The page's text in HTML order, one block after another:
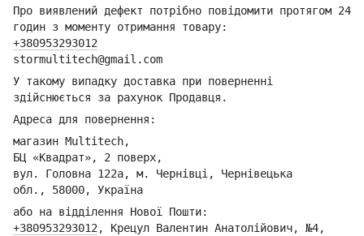
Про виявлений дефект потрібно повідомити протягом 24
годин з моменту отримання товару:
+380953293012
stormultitech@gmail.com
У такому випадку доставка при поверненні
здійснюється за рахунок Продавця.
Адреса для повернення:
магазин Multitech,
БЦ «Квадрат», 2 поверх,
вул. Головна 122а, м. Чернівці, Чернівецька
обл., 58000, Україна
або на відділення Нової Пошти:
+380953293012, Крецул Валентин Анатолійович, №4,